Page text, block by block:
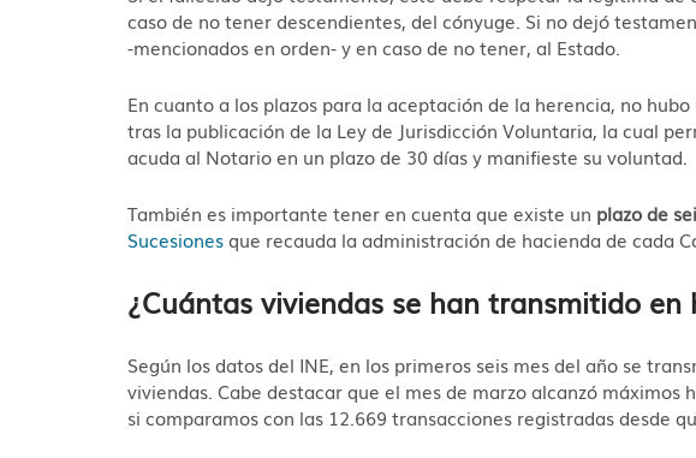
caso de no tener descendientes, del cónyuge. Si no dejó
-mencionados en orden- y en caso de no tener, al Estado.
En cuanto a los plazos para la aceptación de la herencia, no
tras la publicación de la Ley de Jurisdicción Voluntaria, la cual
acuda al Notario en un plazo de 30 días y manifieste su voluntad.
También es importante tener en cuenta que existe un plazo de
Sucesionesque recauda la administración de hacienda de cada
¿Cuántas viviendas se han transmitido en
Según los datos del INE, en los primeros seis mes del año se
viviendas. Cabe destacar que el mes de marzo alcanzó máximos
si comparamos con las 12.669 transacciones registradas desde